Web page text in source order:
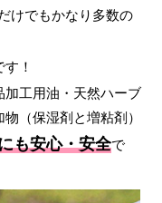
けでもかなり多数の
す！
加工用油・天然ハーブ
（保湿剤と増粘剤）
も安心・安全で